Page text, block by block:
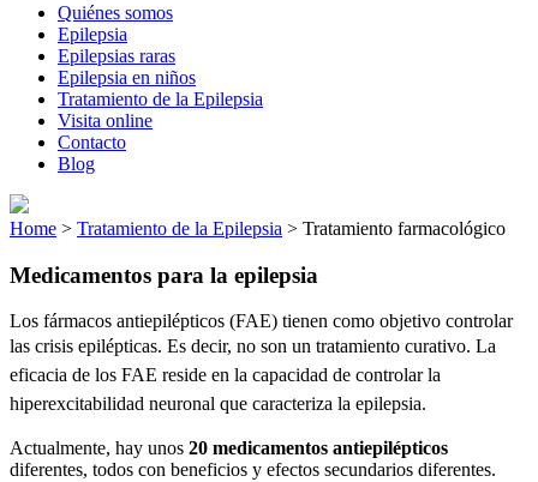
Quiénes somos
Epilepsia
Epilepsias raras
Epilepsia en niños
Tratamiento de la Epilepsia
Visita online
Contacto
Blog
Home > Tratamiento de la Epilepsia > Tratamiento farmacológico
Medicamentos para la epilepsia
Los fármacos antiepilépticos (FAE) tienen como objetivo controlar
las crisis epilépticas. Es decir, no son un tratamiento curativo. La
eficacia de los FAE reside en la capacidad de controlar la
hiperexcitabilidad neuronal que caracteriza la epilepsia.
Actualmente, hay unos 20 medicamentos antiepilépticos
diferentes, todos con beneficios y efectos secundarios diferentes.